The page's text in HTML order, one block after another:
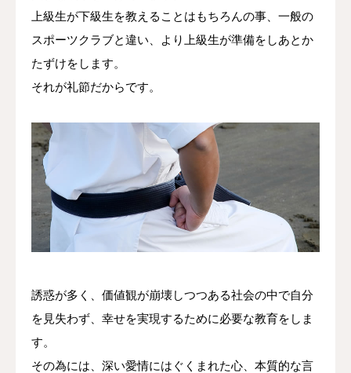
上級生が下級生を教えることはもちろんの事、一般の
スポーツクラブと違い、より上級生が準備をしあとか
たずけをします。
それが礼節だからです。
誘惑が多く、価値観が崩壊しつつある社会の中で自分
を見失わず、幸せを実現するために必要な教育をしま
す。
その為には、深い愛情にはぐくまれた心、本質的な言